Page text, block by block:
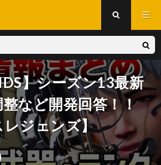
】シーズン13最新
など開発回答！！
ジェンズ】